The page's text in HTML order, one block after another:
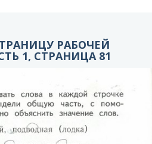
РАБОЧЕЙ
1, СТРАНИЦА 81